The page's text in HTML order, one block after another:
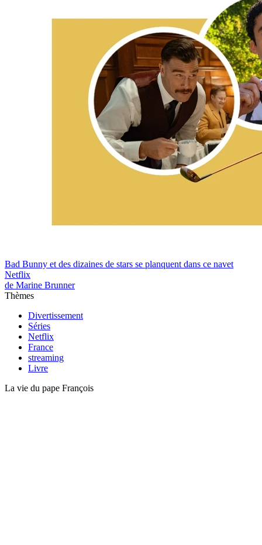
Bad Bunny et des dizaines de stars se planquent dans ce navet
Netflix
de Marine Brunner
Thèmes
Divertissement
Séries
Netflix
France
streaming
Livre
La vie du pape François